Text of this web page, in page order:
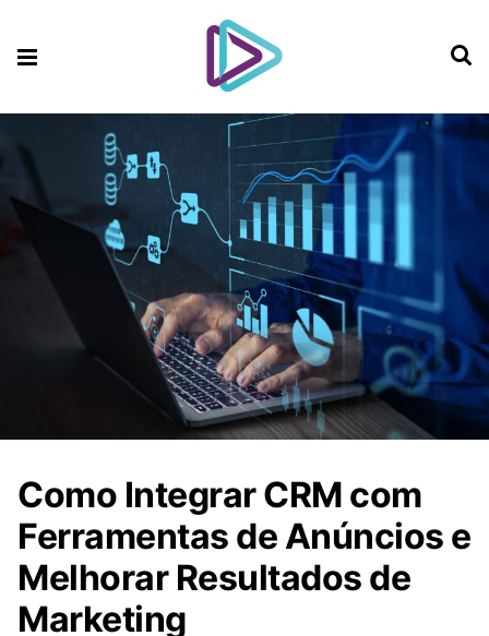
Como Integrar CRM com
Ferramentas de Anúncios e
Melhorar Resultados de
Marketing